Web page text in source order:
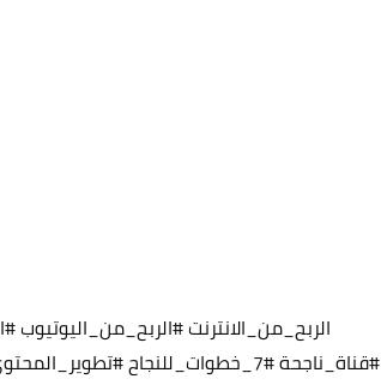
#الربح_من_الانترنت#الربح_من_اليوتيوب
#قناة_ناجحة#7_خطوات_للنجاح